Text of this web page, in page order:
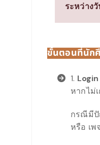
ระหว่าง
ขั้นตอนที่นัก
1.
หากไม่
กรณีมีปั
หรือ เพ